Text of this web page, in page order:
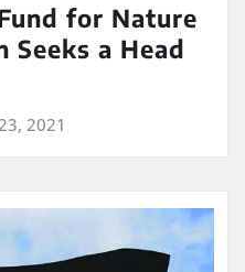
for Nature
Seeks a Head
2021